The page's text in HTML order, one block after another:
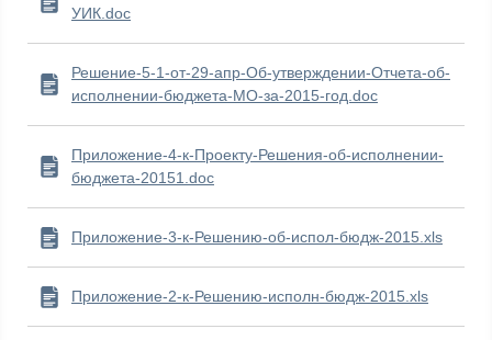
УИК.doc
Решение-5-1-от-29-апр-Об-утверждении-Отчета-об-
исполнении-бюджета-МО-за-2015-год.doc
Приложение-4-к-Проекту-Решения-об-исполнении-
бюджета-20151.doc
Приложение-3-к-Решению-об-испол-бюдж-2015.xls
Приложение-2-к-Решению-исполн-бюдж-2015.xls